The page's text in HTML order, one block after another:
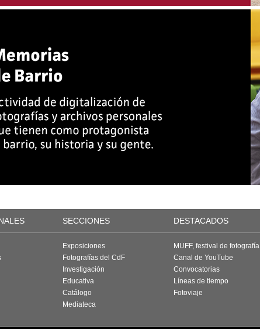
SECCIONES DESTACADOS
Exposiciones
Fotografías del CdF
Investigación
Educativa
Catálogo
Mediateca
MUFF, festival de fotografía
Canal de YouTube
Convocatorias
Líneas de tiempo
Fotoviaje